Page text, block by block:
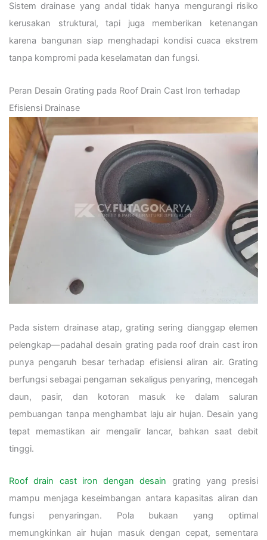
Sistem drainase yang andal tidak hanya mengurangi risiko
kerusakan struktural, tapi juga memberikan ketenangan
karena bangunan siap menghadapi kondisi cuaca ekstrem
tanpa kompromi pada keselamatan dan fungsi.
Peran Desain Grating pada Roof Drain Cast Iron terhadap
Efisiensi Drainase
Pada sistem drainase atap, grating sering dianggap elemen
pelengkap—padahal desain grating pada roof drain cast iron
punya pengaruh besar terhadap efisiensi aliran air. Grating
berfungsi sebagai pengaman sekaligus penyaring, mencegah
daun, pasir, dan kotoran masuk ke dalam saluran
pembuangan tanpa menghambat laju air hujan. Desain yang
tepat memastikan air mengalir lancar, bahkan saat debit
tinggi.
Roof drain cast iron dengan desain grating yang presisi
mampu menjaga keseimbangan antara kapasitas aliran dan
fungsi penyaringan. Pola bukaan yang optimal
memungkinkan air hujan masuk dengan cepat, sementara